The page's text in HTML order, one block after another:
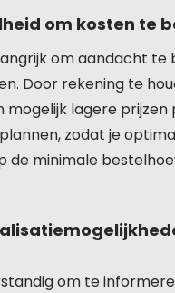
om kosten te
om aandacht
Door rekening te
lagere
zodat je
de minimale
om te